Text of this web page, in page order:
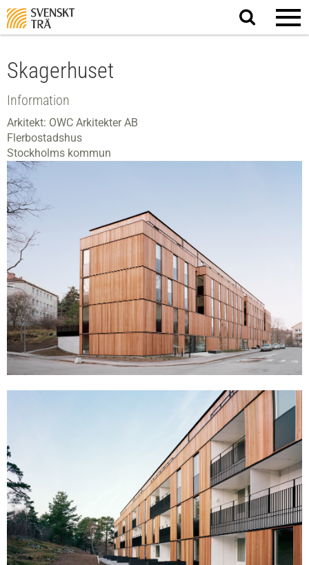
Sök
på
Skagerhuset
Information
Arkitekt: OWC Arkitekter AB
Flerbostadshus
Stockholms kommun